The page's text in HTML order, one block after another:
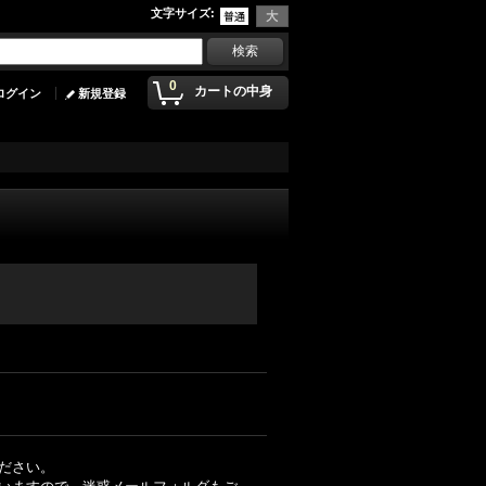
文字サイズ:
0 カートの中身
グイン 新規登録
さい。